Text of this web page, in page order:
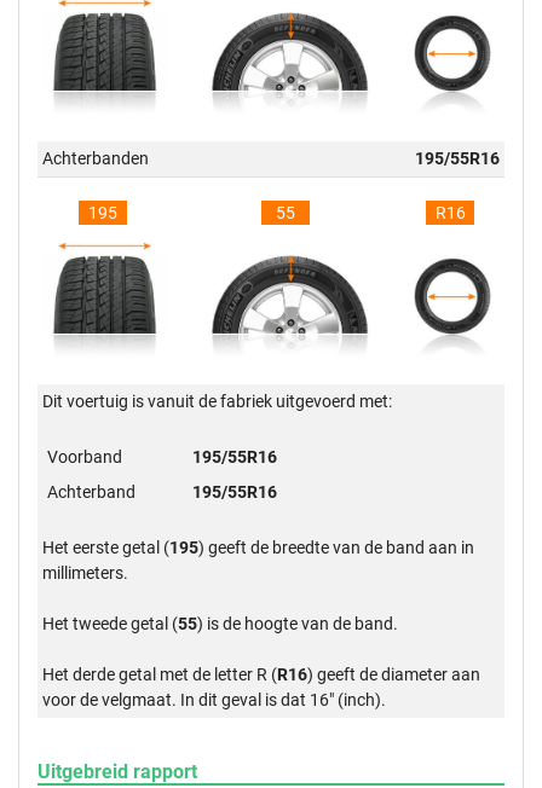
Achterbanden 195/55R16
195 55 R16
Dit voertuig is vanuit de fabriek uitgevoerd met:
Voorband
195/55R16
Achterband
195/55R16
Het eerste getal (195) geeft de breedte van de band aan in
millimeters.
Het tweede getal (55) is de hoogte van de band.
Het derde getal met de letter R (R16) geeft de diameter aan
voor de velgmaat. In dit geval is dat 16" (inch).
Uitgebreid rapport